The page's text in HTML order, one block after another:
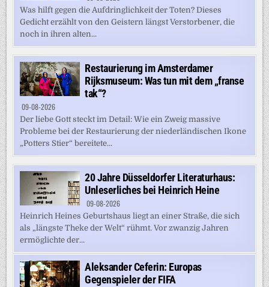
Was hilft gegen die Aufdringlichkeit der Toten? Dieses
Gedicht erzählt von den Geistern längst Verstorbener, die
noch in ihren alten...
Restaurierung im Amsterdamer
Rijksmuseum: Was tun mit dem „franse
tak“?
09-08-2026
Der liebe Gott steckt im Detail: Wie ein Zweig massive
Probleme bei der Restaurierung der niederländischen Ikone
„Potters Stier“ bereitete...
20 Jahre Düsseldorfer Literaturhaus:
Unleserliches bei Heinrich Heine
09-08-2026
Heinrich Heines Geburtshaus liegt an einer Straße, die sich
als „längste Theke der Welt“ rühmt. Vor zwanzig Jahren
ermöglichte der...
Aleksander Ceferin: Europas
Gegenspieler der FIFA